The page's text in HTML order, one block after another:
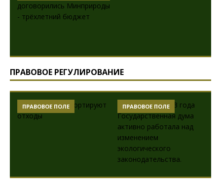
ПРАВОВОЕ РЕГУЛИРОВАНИЕ
ПРАВОВОЕ ПОЛЕ ПРАВОВОЕ ПОЛЕ